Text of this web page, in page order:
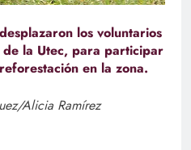
los voluntarios
la Utec, para participar
en la zona.
Alicia Ramírez